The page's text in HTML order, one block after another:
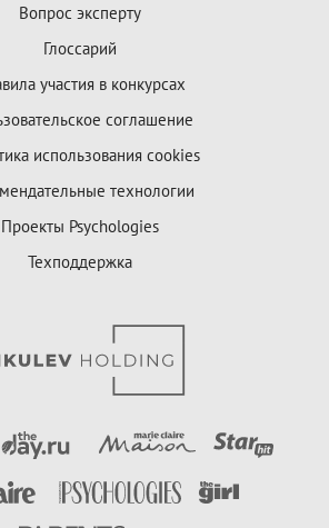
Вопрос эксперту
Глоссарий
участия в конкурсах
соглашение
использования cookies
технологии
Проекты Psychologies
Техподдержка